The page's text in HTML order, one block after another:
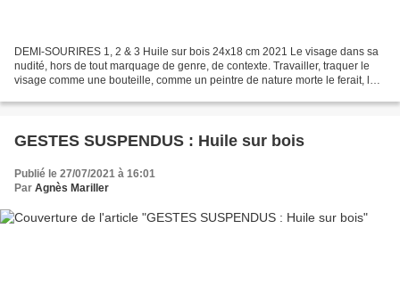
DEMI-SOURIRES 1, 2 & 3 Huile sur bois 24x18 cm 2021 Le visage dans sa
nudité, hors de tout marquage de genre, de contexte. Travailler, traquer le
visage comme une bouteille, comme un peintre de nature morte le ferait, le
GESTES SUSPENDUS : Huile sur bois
Publié le 27/07/2021 à 16:01
Par Agnès Mariller